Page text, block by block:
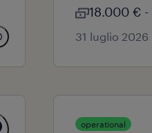
18.000 €
31 luglio 2026
operational